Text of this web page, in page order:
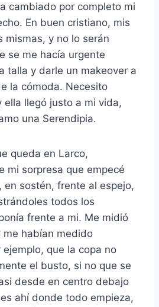
cambiado por completo mi
En buen cristiano, mis
mismas, y no lo serán
se me hacía urgente
talla y darle un makeover a
la cómoda. Necesito
ella llegó justo a mi vida,
una Serendipia.
queda en Larco,
mi sorpresa que empecé
en sostén, frente al espejo,
todos los
frente a mi. Me midió
me habían medido
que la copa no
el busto, si no que se
desde en centro debajo
ahí donde todo empieza,